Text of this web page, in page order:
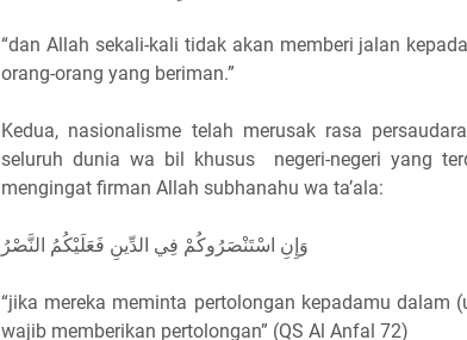
“dan Allah sekali-kali tidak akan memberi jalan
orang-orang yang beriman.”
Kedua, nasionalisme telah merusak rasa
seluruh dunia wa bil khusus negeri-negeri yang
mengingat firman Allah subhanahu wa ta’ala:
وَإِنِ اسْتَنْصَرُوكُمْ فِي الدِّينِ فَعَلَيْكُمُ النَّصْرُ
“jika mereka meminta pertolongan kepadamu dalam
wajib memberikan pertolongan” (QS Al Anfal 72)